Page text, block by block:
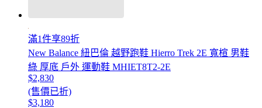
滿1件享89折
New Balance 紐巴倫 越野跑鞋 Hierro Trek 2E 寬楦 男鞋
綠 厚底 戶外 運動鞋 MHIET8T2-2E
$2,830
(售價已折)
$3,180